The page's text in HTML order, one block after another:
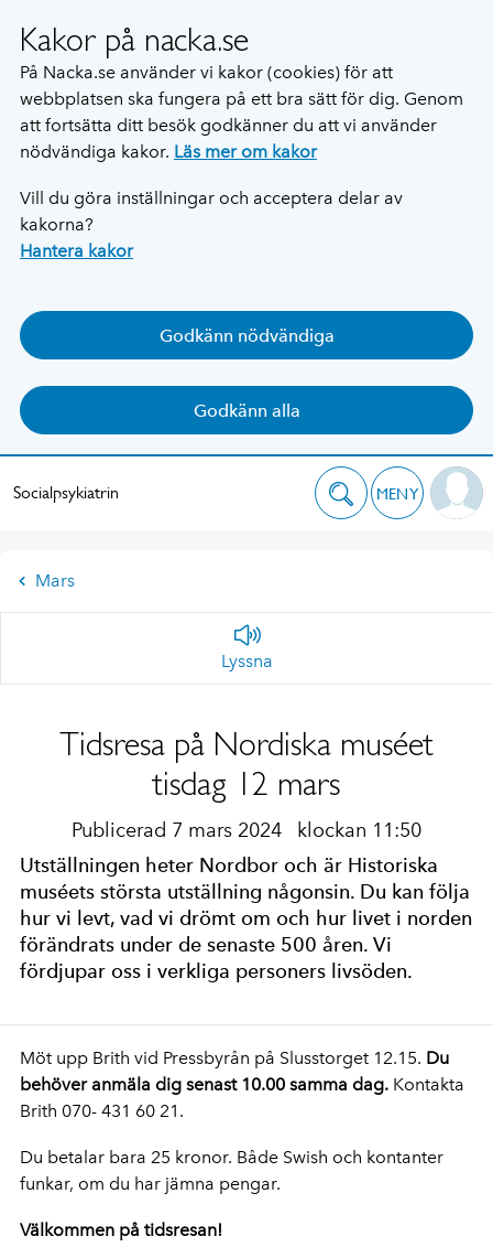
Kakor på nacka.se
På Nacka.se använder vi kakor (cookies) för att
webbplatsen ska fungera på ett bra sätt för dig. Genom
att fortsätta ditt besök godkänner du att vi använder
nödvändiga kakor. Läs mer om kakor
Vill du göra inställningar och acceptera delar av
kakorna?
Hantera kakor
Godkänn nödvändiga
Godkänn alla
Socialpsykiatrin MENY
Mars
Lyssna
Tidsresa på Nordiska muséet
tisdag 12 mars
Publicerad 7 mars 2024 klockan 11:50
Utställningen heter Nordbor och är Historiska
muséets största utställning någonsin. Du kan följa
hur vi levt, vad vi drömt om och hur livet i norden
förändrats under de senaste 500 åren. Vi
fördjupar oss i verkliga personers livsöden.
Möt upp Brith vid Pressbyrån på Slusstorget 12.15. Du
behöver anmäla dig senast 10.00 samma dag. Kontakta
Brith 070- 431 60 21.
Du betalar bara 25 kronor. Både Swish och kontanter
funkar, om du har jämna pengar.
Välkommen på tidsresan!